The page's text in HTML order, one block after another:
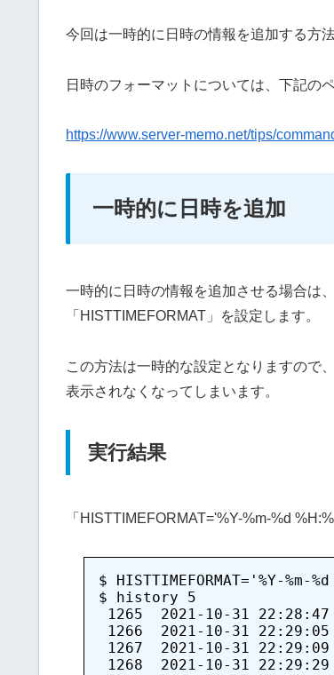
今回は一時的に日時の情報を追加する方
日時のフォーマットについては、下記の
https://www.server-memo.net/tips/
一時的に日時を追加
一時的に日時の情報を追加させる場合は
「HISTTIMEFORMAT」を設定します。
この方法は一時的な設定となりますので
表示されなくなってしまいます。
実行結果
「HISTTIMEFORMAT='%Y-%m-%d
$ HISTTIMEFORMAT='%Y-%m-
$ history 5
1265  2021-10-31
1266  2021-10-31
1267  2021-10-31 22:29:09
1268  2021-10-31